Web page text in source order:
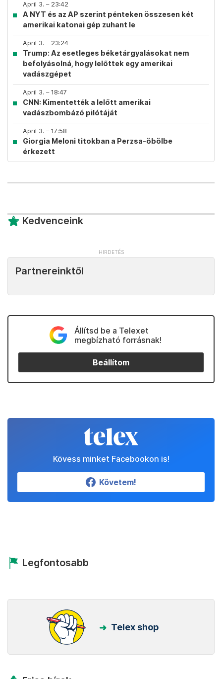
April 3. – 23:42
A NYT és az AP szerint pénteken összesen két
amerikai katonai gép zuhant le
April 3. – 23:24
Trump: Az esetleges béketárgyalásokat nem
befolyásolná, hogy lelőttek egy amerikai
vadászgépet
April 3. – 18:47
CNN: Kimentették a lelőtt amerikai
vadászbombázó pilótáját
April 3. – 17:58
Giorgia Meloni titokban a Perzsa-öbölbe
érkezett
Kedvenceink
Partnereinktől
Állítsd be a Telexet
megbízható forrásnak!
Beállítom
Kövess minket Facebookon is!
Követem!
Legfontosabb
Telex shop